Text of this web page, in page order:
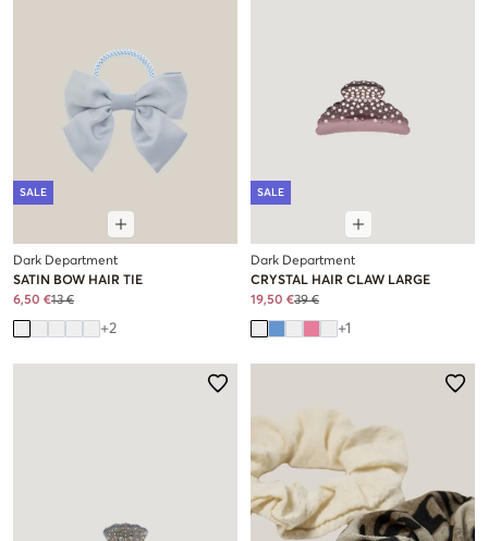
SALE
Dark Department
SATIN BOW HAIR TIE
6,50 €13 €
+2
SALE
Dark Department
CRYSTAL HAIR CLAW LARGE
19,50 €39 €
+1